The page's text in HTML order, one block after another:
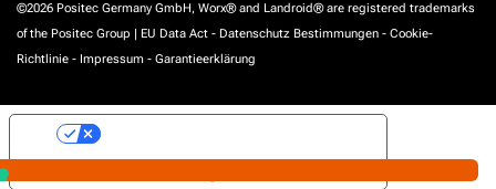
©2026 Positec Germany GmbH, Worx® and Landroid® are registered trademarks
of the Positec Group | EU Data Act - Datenschutz Bestimmungen - Cookie-
Richtlinie - Impressum - Garantieerklärung
Ihre Datenschutzeinstellungen